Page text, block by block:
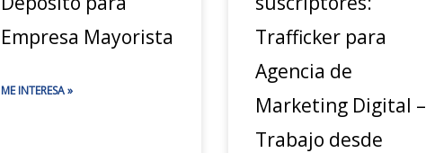
Empresa Mayorista
ME INTERESA »
Trafficker para
Agencia de
Marketing Digital –
Trabajo desde